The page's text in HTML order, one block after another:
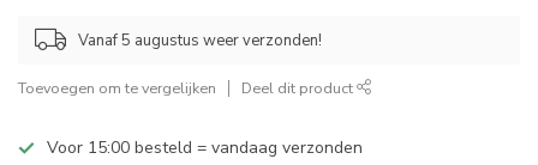
Vanaf 5 augustus weer verzonden!
Toevoegen om te vergelijken Deel dit product
Voor 15:00 besteld = vandaag verzonden